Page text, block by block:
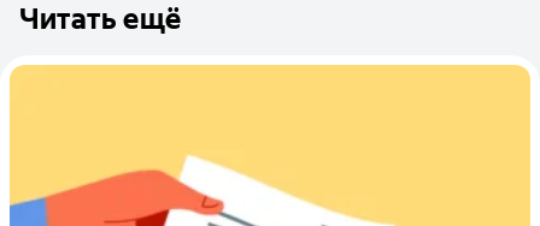
Читать ещё